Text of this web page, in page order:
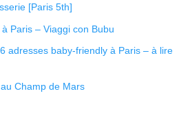
[Paris 5th]
Paris – Viaggi con Bubu
adresses baby-friendly à Paris – à lire
Champ de Mars